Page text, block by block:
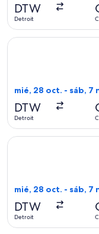
DTW
Detroit
mié, 28 oct. - sáb, 7
DTW
Detroit
Seleccionar vuelo
mié, 28 oct. - sáb, 7
DTW
Detroit
Seleccionar vuelo